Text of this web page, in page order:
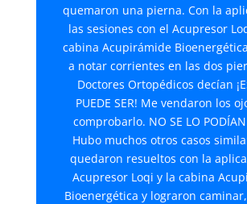
quemaron una pierna. Con la
las sesiones con el Acupresor
cabina Acupirámide
a notar corrientes en las dos
Doctores Ortopédicos decían
PUEDE SER! Me vendaron los
comprobarlo. NO SE LO PODÍAN
Hubo muchos otros casos
quedaron resueltos con la
Acupresor Loqi y la cabina
Bioenergética y lograron